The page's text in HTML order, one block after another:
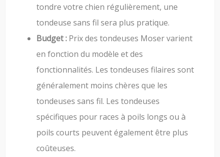
tondre votre chien régulièrement, une
tondeuse sans fil sera plus pratique.
Budget : Prix des tondeuses Moser varient
en fonction du modèle et des
fonctionnalités. Les tondeuses filaires sont
généralement moins chères que les
tondeuses sans fil. Les tondeuses
spécifiques pour races à poils longs ou à
poils courts peuvent également être plus
coûteuses.